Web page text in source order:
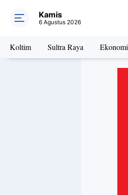
Kamis
6 Agustus 2026
Koltim Sultra Raya Ekonomi